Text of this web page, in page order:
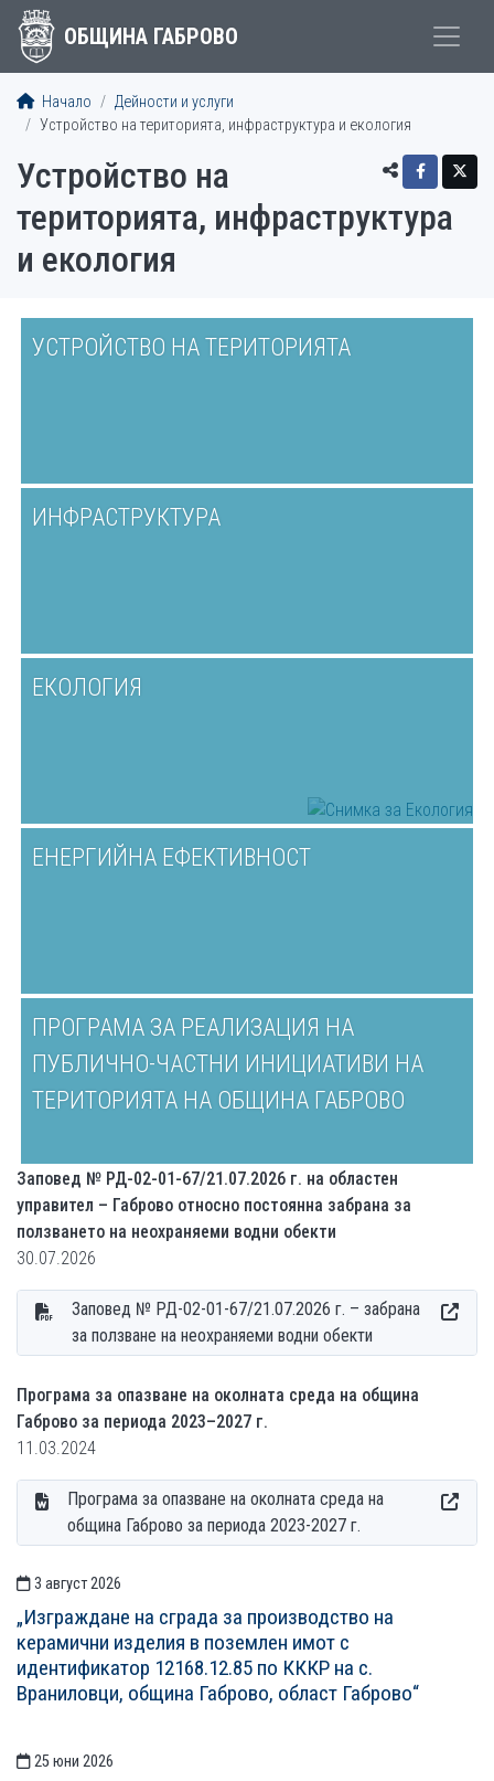
ОБЩИНА ГАБРОВО
Начало
Дейности и услуги
Устройство на територията, инфраструктура и екология
Устройство на
територията, инфраструктура
и екология
УСТРОЙСТВО НА ТЕРИТОРИЯТА
ИНФРАСТРУКТУРА
ЕКОЛОГИЯ
ЕНЕРГИЙНА ЕФЕКТИВНОСТ
ПРОГРАМА ЗА РЕАЛИЗАЦИЯ НА
ПУБЛИЧНО-ЧАСТНИ ИНИЦИАТИВИ НА
ТЕРИТОРИЯТА НА ОБЩИНА ГАБРОВО
Заповед № РД-02-01-67/21.07.2026 г. на областен
управител – Габрово относно постоянна забрана за
ползването на неохраняеми водни обекти
30.07.2026
Заповед № РД-02-01-67/21.07.2026 г. – забрана
за ползване на неохраняеми водни обекти
Програма за опазване на околната среда на община
Габрово за периода 2023–2027 г.
11.03.2024
Програма за опазване на околната среда на
община Габрово за периода 2023-2027 г.
СТАТИИСТАТИИ
3 август 2026
„Изграждане на сграда за производство на
керамични изделия в поземлен имот с
идентификатор 12168.12.85 по КККР на с.
Враниловци, община Габрово, област Габрово“
25 юни 2026